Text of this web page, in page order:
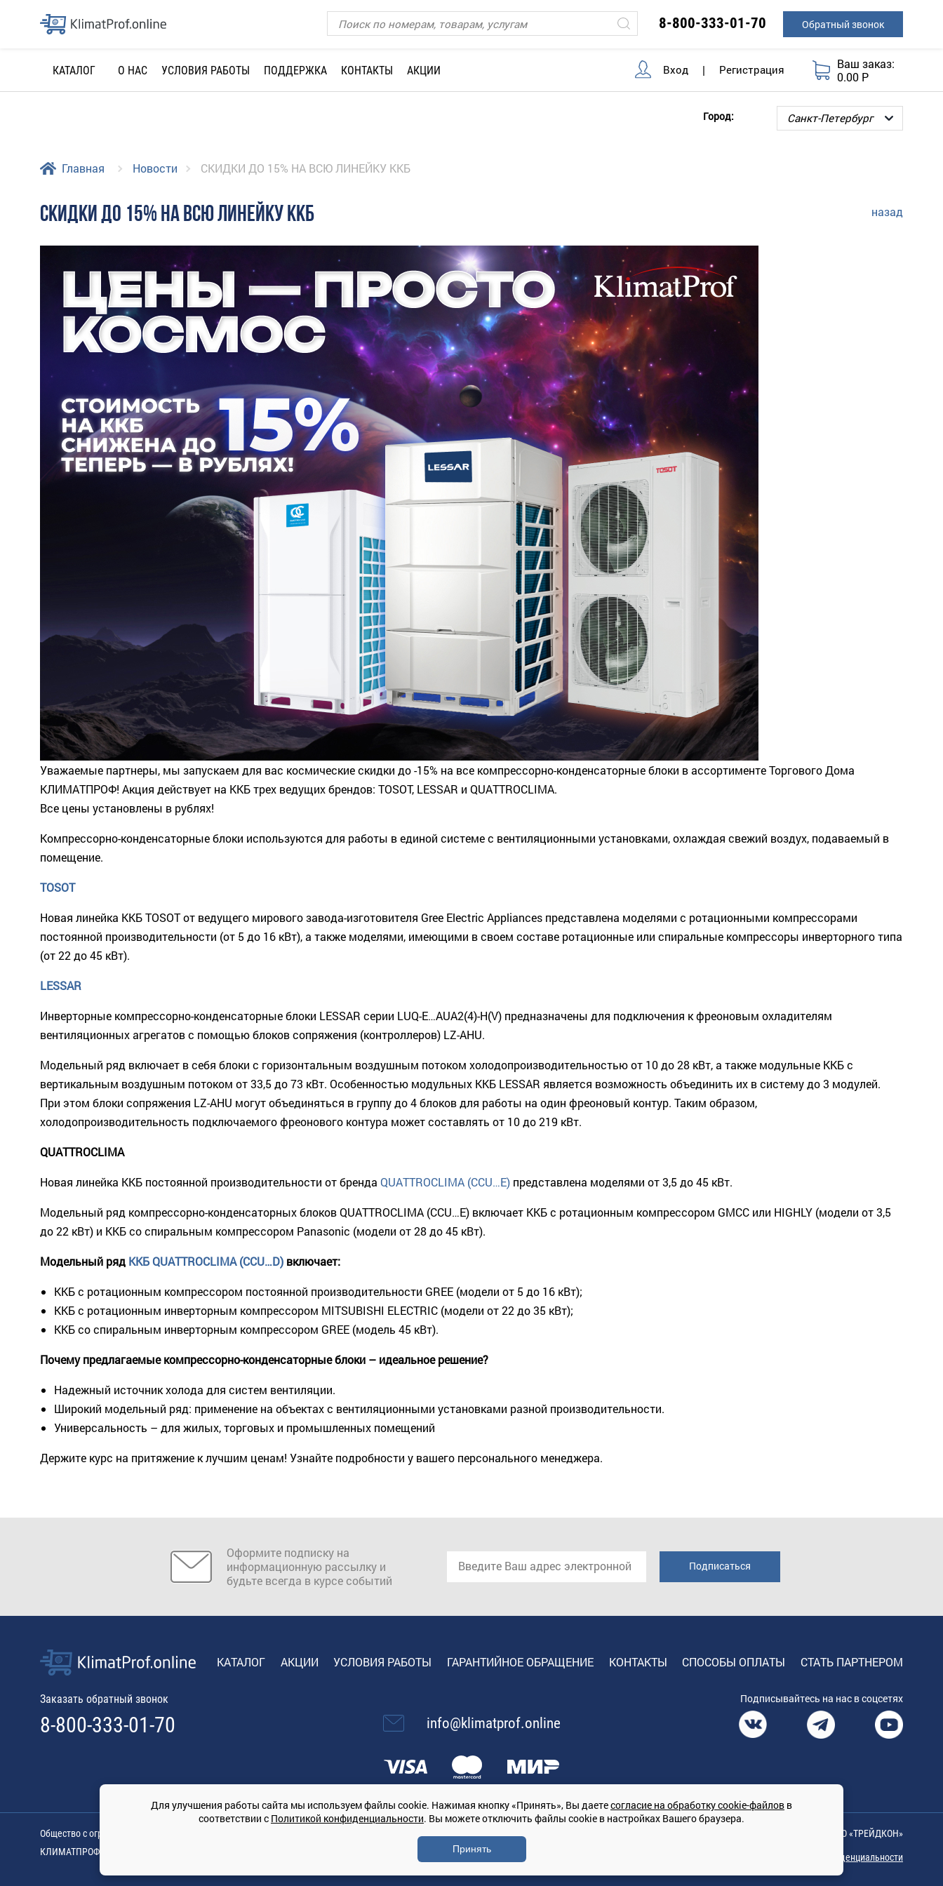
8-800-333-01-70 Обратный звонок
КАТАЛОГ О НАС УСЛОВИЯ РАБОТЫ ПОДДЕРЖКА КОНТАКТЫ АКЦИИ Вход | Регистрация
Ваш заказ:
0.00 Р
Город:
Главная Новости СКИДКИ ДО 15% НА ВСЮ ЛИНЕЙКУ ККБ
СКИДКИ ДО 15% НА ВСЮ ЛИНЕЙКУ ККБ назад
Уважаемые партнеры, мы запускаем для вас космические скидки до -15% на все компрессорно-конденсаторные блоки в ассортименте Торгового Дома
КЛИМАТПРОФ! Акция действует на ККБ трех ведущих брендов: TOSOT, LESSAR и QUATTROCLIMA.
Все цены установлены в рублях!
Компрессорно-конденсаторные блоки используются для работы в единой системе с вентиляционными установками, охлаждая свежий воздух, подаваемый в
помещение.
TOSOT
Новая линейка ККБ TOSOT от ведущего мирового завода-изготовителя Gree Electric Appliances представлена моделями с ротационными компрессорами
постоянной производительности (от 5 до 16 кВт), а также моделями, имеющими в своем составе ротационные или спиральные компрессоры инверторного типа
(от 22 до 45 кВт).
LESSAR
Инверторные компрессорно-конденсаторные блоки LESSAR серии LUQ-E…АUA2(4)-H(V) предназначены для подключения к фреоновым охладителям
вентиляционных агрегатов с помощью блоков сопряжения (контроллеров) LZ-AHU.
Модельный ряд включает в себя блоки с горизонтальным воздушным потоком холодопроизводительностью от 10 до 28 кВт, а также модульные ККБ с
вертикальным воздушным потоком от 33,5 до 73 кВт. Особенностью модульных ККБ LESSAR является возможность объединить их в систему до 3 модулей.
При этом блоки сопряжения LZ-AHU могут объединяться в группу до 4 блоков для работы на один фреоновый контур. Таким образом,
холодопроизводительность подключаемого фреонового контура может составлять от 10 до 219 кВт.
QUATTROCLIMA
Новая линейка ККБ постоянной производительности от бренда QUATTROCLIMA (CCU…E) представлена моделями от 3,5 до 45 кВт.
Модельный ряд компрессорно-конденсаторных блоков QUATTROCLIMA (CCU…E) включает ККБ с ротационным компрессором GMCC или HIGHLY (модели от 3,5
до 22 кВт) и ККБ со спиральным компрессором Panasonic (модели от 28 до 45 кВт).
Модельный ряд ККБ QUATTROCLIMA (CCU…D) включает:
ККБ с ротационным компрессором постоянной производительности GREE (модели от 5 до 16 кВт);
ККБ с ротационным инверторным компрессором MITSUBISHI ELECTRIC (модели от 22 до 35 кВт);
ККБ со спиральным инверторным компрессором GREE (модель 45 кВт).
Почему предлагаемые компрессорно-конденсаторные блоки – идеальное решение?
Надежный источник холода для систем вентиляции.
Широкий модельный ряд: применение на объектах с вентиляционными установками разной производительности.
Универсальность – для жилых, торговых и промышленных помещений
Держите курс на притяжение к лучшим ценам! Узнайте подробности у вашего персонального менеджера.
Оформите подписку на
информационную рассылку и
будьте всегда в курсе событий
КАТАЛОГ АКЦИИ УСЛОВИЯ РАБОТЫ ГАРАНТИЙНОЕ ОБРАЩЕНИЕ КОНТАКТЫ СПОСОБЫ ОПЛАТЫ СТАТЬ ПАРТНЕРОМ
Заказать обратный звонок
8-800-333-01-70 info@klimatprof.online
Подписывайтесь на нас в соцсетях
Общество с ограниченной ответственностью «ТРЕЙДКОН», ОГРН: 1167847364079, 197022, г. Санкт-Петербург, проспект Медиков, 7
КЛИМАТПРОФ.ONLINE - оптовая продажа кондиционеров и климатической техники на территории РФ
© Сайт принадлежит ООО «ТРЕЙДКОН»
Политика конфиденциальности
Для улучшения работы сайта мы используем файлы cookie. Нажимая кнопку «Принять», Вы даетесогласие на обработку cookie-файлов в
соответствии с Политикой конфиденциальности. Вы можете отключить файлы cookie в настройках Вашего браузера.
Принять